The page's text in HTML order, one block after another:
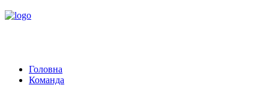
Головна
Команда